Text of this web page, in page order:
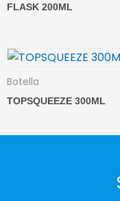
FLASK 200ML
Botella
TOPSQUEEZE 300ML